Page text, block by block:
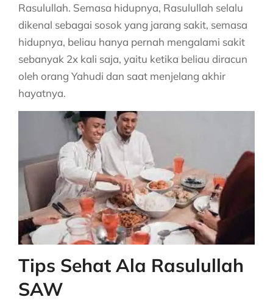
Rasulullah. Semasa hidupnya, Rasulullah selalu
dikenal sebagai sosok yang jarang sakit, semasa
hidupnya, beliau hanya pernah mengalami sakit
sebanyak 2x kali saja, yaitu ketika beliau diracun
oleh orang Yahudi dan saat menjelang akhir
hayatnya.
Tips Sehat Ala Rasulullah
SAW